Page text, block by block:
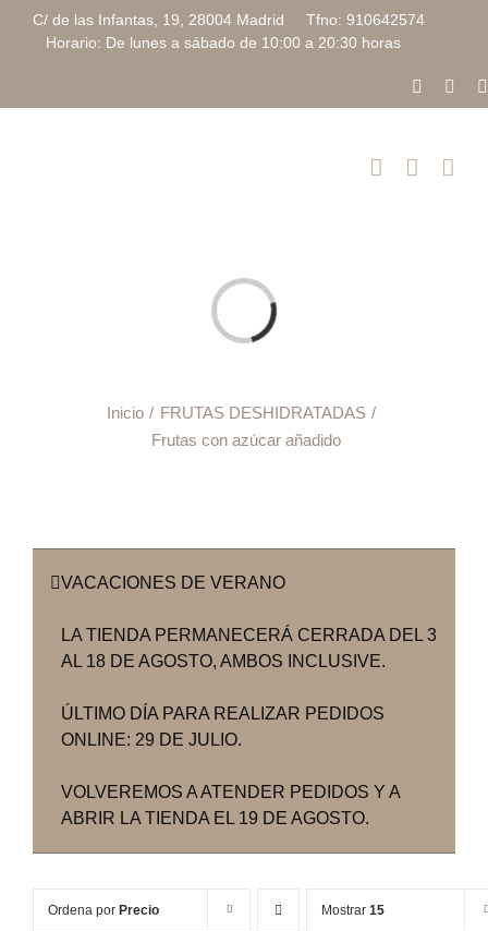
SaltarC/ de las Infantas, 19, 28004 Madrid Tfno: 910642574
Horario: De lunes a sábado de 10:00 a 20:30 horas
Facebook
Cargando...
Inicio
FRUTAS DESHIDRATADAS
Frutas con azúcar añadido
VACACIONES DE VERANO
LA TIENDA PERMANECERÁ CERRADA DEL 3
AL 18 DE AGOSTO, AMBOS INCLUSIVE.
ÚLTIMO DÍA PARA REALIZAR PEDIDOS
ONLINE: 29 DE JULIO.
VOLVEREMOS A ATENDER PEDIDOS Y A
ABRIR LA TIENDA EL 19 DE AGOSTO.
Ordena por Precio Mostrar 15